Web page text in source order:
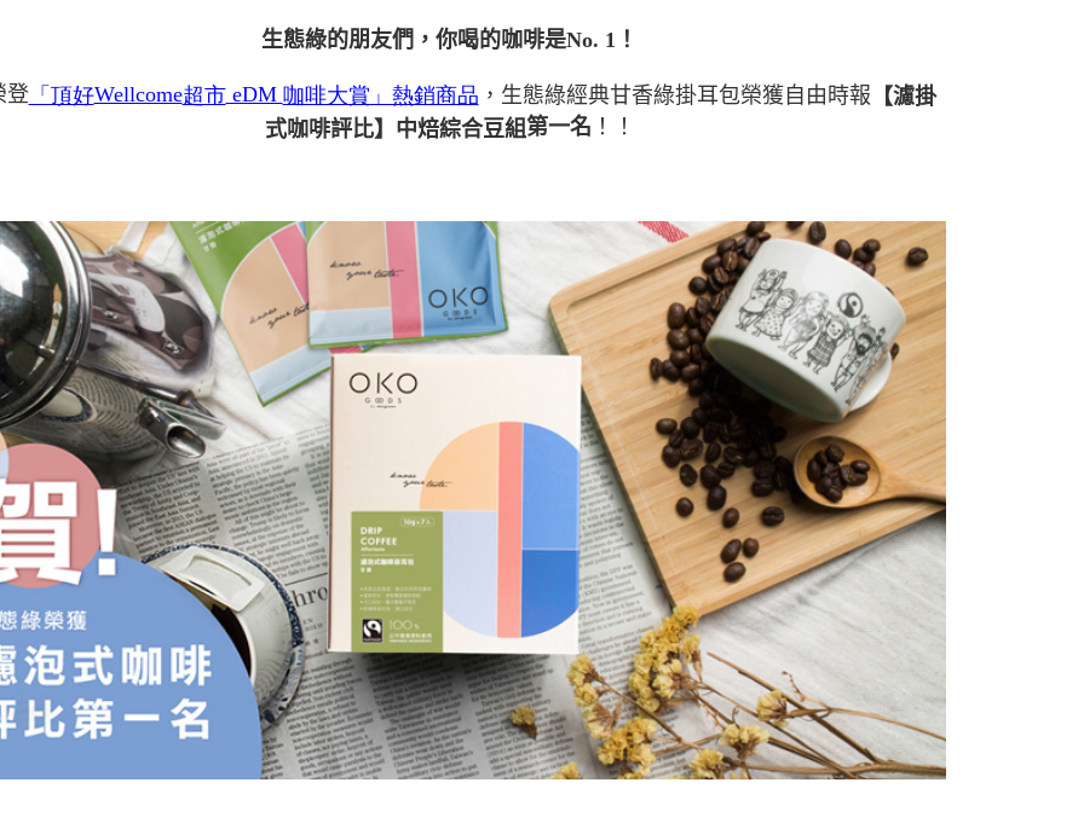
每筆NT$100，滿NT$699(含以上)免運費
生態綠的朋友們，你喝的咖啡是No. 1 ！
登「頂好Wellcome超市eDM 咖啡大賞」熱銷商品 ，生態綠經典甘香綠掛耳包榮獲自由時報 【濾掛
式咖啡評比】中焙綜合豆組第一名 ！！